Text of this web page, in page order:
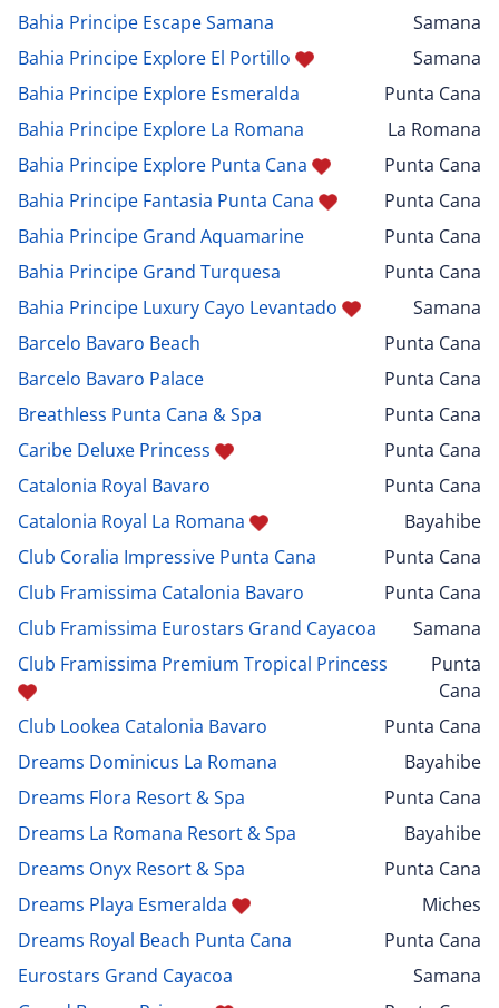
Bahia Principe Escape Samana
Samana
Bahia Principe Explore El Portillo
Samana
Bahia Principe Explore Esmeralda
Punta Cana
Bahia Principe Explore La Romana
La Romana
Bahia Principe Explore Punta Cana
Punta Cana
Bahia Principe Fantasia Punta Cana
Punta Cana
Bahia Principe Grand Aquamarine
Punta Cana
Bahia Principe Grand Turquesa
Punta Cana
Bahia Principe Luxury Cayo Levantado
Samana
Barcelo Bavaro Beach
Punta Cana
Barcelo Bavaro Palace
Punta Cana
Breathless Punta Cana & Spa
Punta Cana
Caribe Deluxe Princess
Punta Cana
Catalonia Royal Bavaro
Punta Cana
Catalonia Royal La Romana
Bayahibe
Club Coralia Impressive Punta Cana
Punta Cana
Club Framissima Catalonia Bavaro
Punta Cana
Club Framissima Eurostars Grand Cayacoa
Samana
Club Framissima Premium Tropical Princess
Punta
Cana
Club Lookea Catalonia Bavaro
Punta Cana
Dreams Dominicus La Romana
Bayahibe
Dreams Flora Resort & Spa
Punta Cana
Dreams La Romana Resort & Spa
Bayahibe
Dreams Onyx Resort & Spa
Punta Cana
Dreams Playa Esmeralda
Miches
Dreams Royal Beach Punta Cana
Punta Cana
Eurostars Grand Cayacoa
Samana